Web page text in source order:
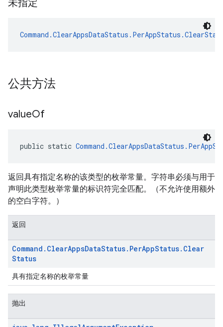
未指定
公共方法
valueOf
public static
返回具有指定名称的该类型的枚举常量。字符串必须与用于
声明此类型枚举常量的标识符完全匹配。（不允许使用额外
的空白字符。）
返回
Command . ClearAppsDataStatus. PerAppStatus. Clear
Status
具有指定名称的枚举常量
抛出